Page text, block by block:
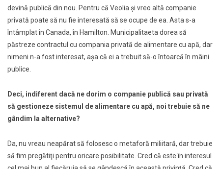
devină publică din nou. Pentru că Veolia şi vreo altă companie
privată poate să nu fie interesată să se ocupe de ea. Asta s-a
întâmplat în Canada, în Hamilton. Municipalitaeta dorea să
păstreze contractul cu compania privată de alimentare cu apă, dar
nimeni n-a fost interesat, aşa că ei a trebuit să-o întoarcă în mâini
publice.
Deci, indiferent dacă ne dorim o companie publică sau privată
să gestioneze sistemul de alimentare cu apă, noi trebuie să ne
gândim la alternative?
Da, nu vreau neapărat să folosesc o metaforă miliitară, dar trebuie
să fim pregătiţi pentru oricare posibilitate. Cred că este în interesul